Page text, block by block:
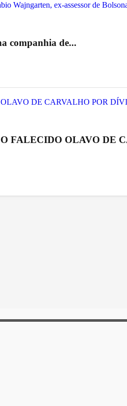
companhia de...
FALECIDO OLAVO DE